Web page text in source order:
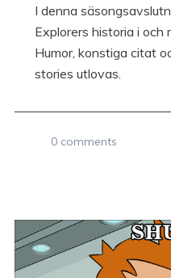
I denna
Explorers historia i och
Humor, konstiga citat
stories utlovas.
0 comments